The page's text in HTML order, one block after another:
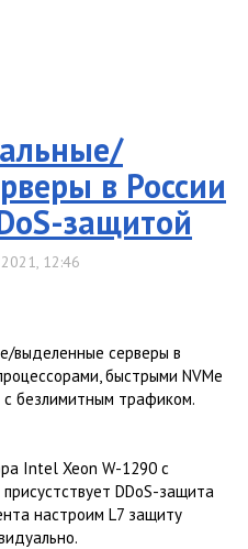
в России
защитой
12:46
выделенные серверы в
быстрыми NVMe
безлимитным трафиком.
Intel Xeon W-1290 с
DDoS-защита
настроим L7 защиту